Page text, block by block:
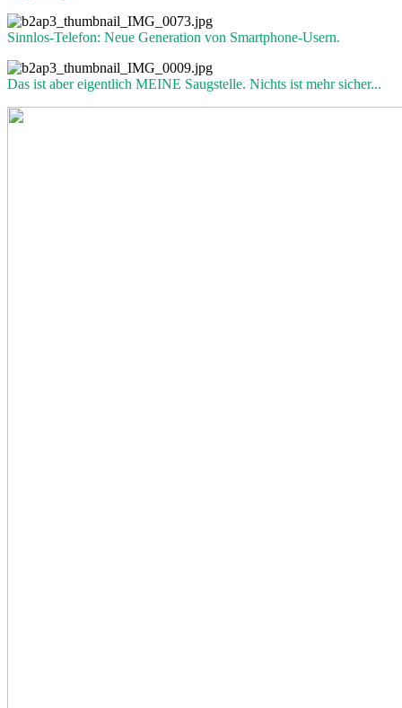
Sinnlos-Telefon: Neue Generation von Smartphone-Usern.
Das ist aber eigentlich MEINE Saugstelle. Nichts ist mehr sicher...